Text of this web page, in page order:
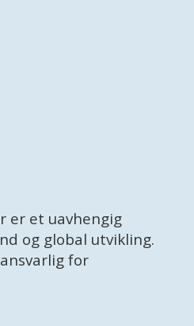
er et uavhengig
og global utvikling.
for